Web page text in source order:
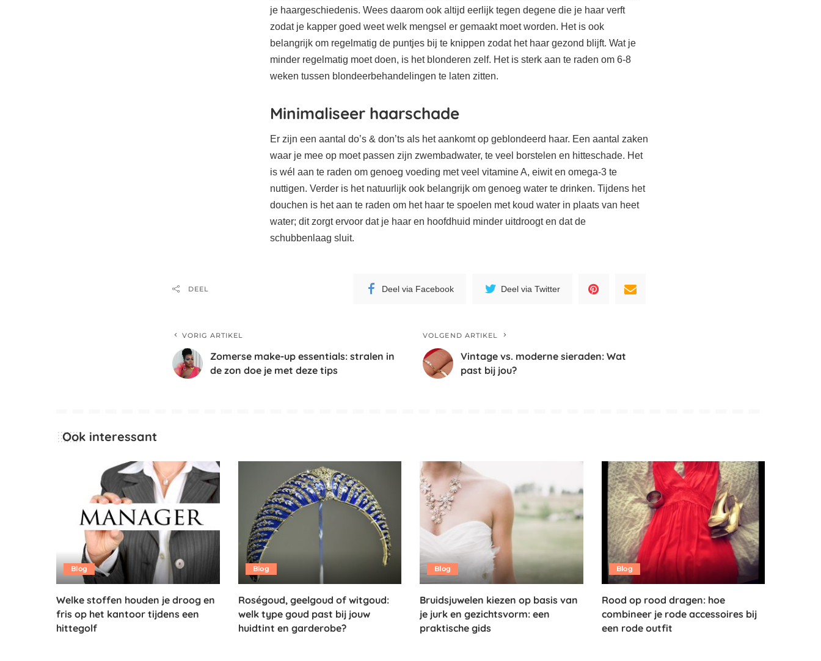
je haargeschiedenis. Wees daarom ook altijd eerlijk tegen degene die je haar verft
zodat je kapper goed weet welk mengsel er gemaakt moet worden. Het is ook
belangrijk om regelmatig de puntjes bij te knippen zodat het haar gezond blijft. Wat je
minder regelmatig moet doen, is het blonderen zelf. Het is sterk aan te raden om 6-8
weken tussen blondeerbehandelingen te laten zitten.
Minimaliseer haarschade
Er zijn een aantal do’s & don’ts als het aankomt op geblondeerd haar. Een aantal zaken
waar je mee op moet passen zijn zwembadwater, te veel borstelen en hitteschade. Het
is wél aan te raden om genoeg voeding met veel vitamine A, eiwit en omega-3 te
nuttigen. Verder is het natuurlijk ook belangrijk om genoeg water te drinken. Tijdens het
douchen is het aan te raden om het haar te spoelen met koud water in plaats van heet
water; dit zorgt ervoor dat je haar en hoofdhuid minder uitdroogt en dat de
schubbenlaag sluit.
DEEL Deel via Facebook Deel via Twitter
VORIG ARTIKEL
Zomerse make-up essentials: stralen in
de zon doe je met deze tips
VOLGEND ARTIKEL
Vintage vs. moderne sieraden: Wat
past bij jou?
Ook interessant
Blog
Welke stoffen houden je droog en
fris op het kantoor tijdens een
hittegolf
Blog
Roségoud, geelgoud of witgoud:
welk type goud past bij jouw
huidtint en garderobe?
Blog
Bruidsjuwelen kiezen op basis van
je jurk en gezichtsvorm: een
praktische gids
Blog
Rood op rood dragen: hoe
combineer je rode accessoires bij
een rode outfit